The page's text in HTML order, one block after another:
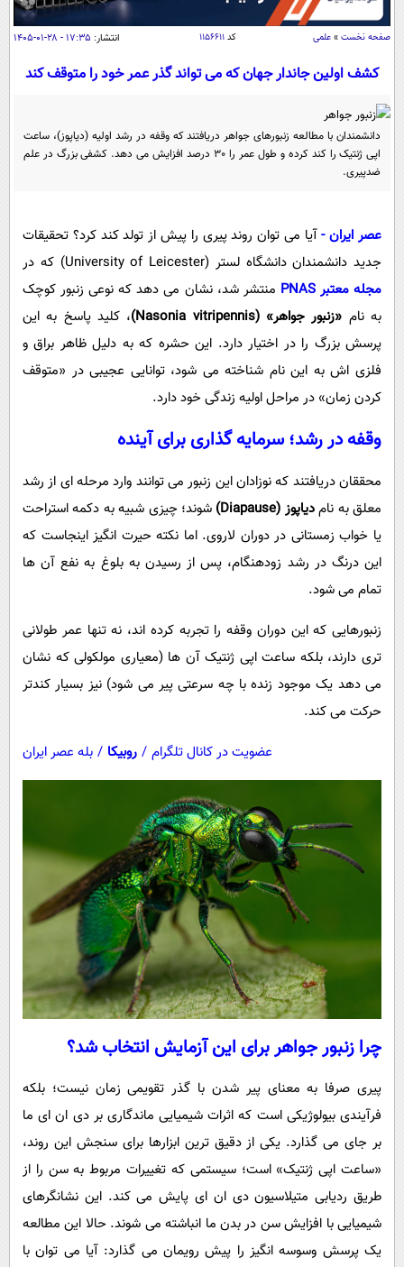
اقتصاد
اقتصادی
جامعه
حوادث
سلامت
محیط زیست
سفر و تفریح
بین الملل
سیاست خارجی
فرهنگ و هنر
علمی
اخبار کریپتو
گوناگون
سرگرمی
باشگاه مغز
مجله تصویری سلاح
فیلم
اقتصاد
ورزش
سیاست
فناوری
گوناگون
حوادث
محیط زیست
اجتماعی
سیاست خارجی
عصر ایران 2
خواندنی ها و دیدنی ها
داستان کوتاه
پیامک
روانشناسی
آشپزی
دانلود
آموزش زبان
صفحه نخست » علمی کد ۱۱۵۶۶۱۱ انتشار: ۱۷:۳۵ - ۲۸-۰۱-۱۴۰۵
کشف اولین جاندار جهان که می تواند گذر عمر خود را متوقف کند
دانشمندان با مطالعه زنبورهای جواهر دریافتند که وقفه در رشد اولیه (دیاپوز)، ساعت
اپی ژنتیک را کند کرده و طول عمر را 30 درصد افزایش می دهد. کشفی بزرگ در علم
ضدپیری.
عصر ایران-آیا می توان روند پیری را پیش از تولد کند کرد؟ تحقیقات
جدید دانشمندان دانشگاه لستر (University of Leicester) که در
مجله معتبر PNAS
منتشر شد، نشان می دهد که نوعی زنبور کوچک
به نام «زنبور جواهر» (Nasonia vitripennis
)، کلید پاسخ به این
پرسش بزرگ را در اختیار دارد. این حشره که به دلیل ظاهر براق و
فلزی اش به این نام شناخته می شود، توانایی عجیبی در «متوقف
کردن زمان» در مراحل اولیه زندگی خود دارد.
وقفه در رشد؛ سرمایه گذاری برای آینده
محققان دریافتند که نوزادان این زنبور می توانند وارد مرحله ای از رشد
معلق به نامدیاپوز (Diapause
) شوند؛ چیزی شبیه به دکمه استراحت
یا خواب زمستانی در دوران لاروی. اما نکته حیرت انگیز اینجاست که
این درنگ در رشد زودهنگام، پس از رسیدن به بلوغ به نفع آن ها
تمام می شود.
زنبورهایی که این دوران وقفه را تجربه کرده اند، نه تنها عمر طولانی
تری دارند، بلکه ساعت اپی ژنتیک آن ها (معیاری مولکولی که نشان
می دهد یک موجود زنده با چه سرعتی پیر می شود) نیز بسیار کندتر
حرکت می کند.
عضویت در کانال تلگرام / روبیکا / بله عصر ایران
چرا زنبور جواهر برای این آزمایش انتخاب شد؟
پیری صرفا به معنای پیر شدن با گذر تقویمی زمان نیست؛ بلکه
فرآیندی بیولوژیکی است که اثرات شیمیایی ماندگاری بر دی ان ای ما
بر جای می گذارد. یکی از دقیق ترین ابزارها برای سنجش این روند،
«ساعت اپی ژنتیک» است؛ سیستمی که تغییرات مربوط به سن را از
طریق ردیابی متیلاسیون دی ان ای پایش می کند. این نشانگرهای
شیمیایی با افزایش سن در بدن ما انباشته می شوند. حالا این مطالعه
یک پرسش وسوسه انگیز را پیش رویمان می گذارد: آیا می توان با